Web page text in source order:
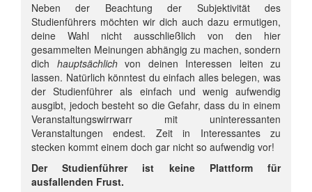
Neben der Beachtung der Subjektivität des
Studienführers möchten wir dich auch dazu ermutigen,
deine Wahl nicht ausschließlich von den hier
gesammelten Meinungen abhängig zu machen, sondern
dich hauptsächlichvon deinen Interessen leiten zu
lassen. Natürlich könntest du einfach alles belegen, was
der Studienführer als einfach und wenig aufwendig
ausgibt, jedoch besteht so die Gefahr, dass du in einem
Veranstaltungswirrwarr mit uninteressanten
Veranstaltungen endest. Zeit in Interessantes zu
stecken kommt einem doch gar nicht so aufwendig vor!
Der Studienführer ist keine Plattform für
ausfallenden Frust.